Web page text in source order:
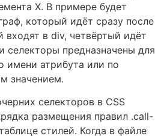
Х. В примере будет
который идёт сразу после
в div, четвёртый идёт
селекторы предназначены для
имени атрибута или по
значением.
селекторов в CSS
размещения правил .call-
стилей. Когда в файле